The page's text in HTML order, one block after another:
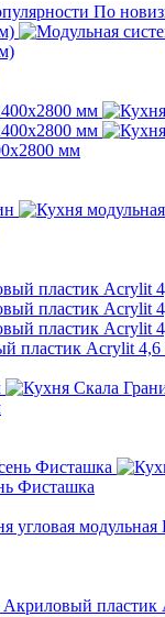
По
мм
пластик Acrylit 4,6
Фисташка